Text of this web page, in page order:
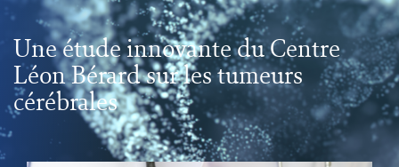
Une étude innovante du Centre
Léon Bérard sur les tumeurs
cérébrales